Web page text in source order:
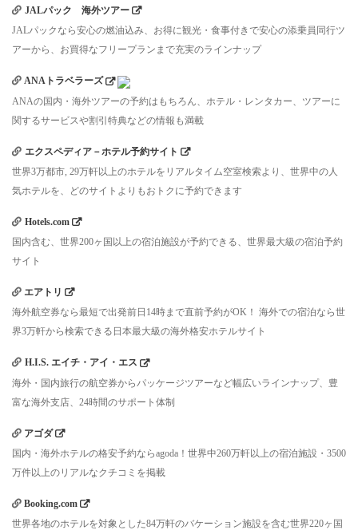
JALパック 海外ツアー
JALパックなら安心の燃油込み、お得に観光・食事付きで安心の添乗員同行ツ
アーから、お買得なフリープランまで充実のラインナップ
ANAトラベラーズ
ANAの国内・海外ツアーの予約はもちろん、ホテル・レンタカー、ツアーに
関するサービスや割引特典などの情報も満載
エクスペディア－ホテル予約サイト
世界3万都市, 29万軒以上のホテルをリアルタイム空室検索より、世界中の人
気ホテルを、どのサイトよりもおトクに予約できます
Hotels.com
国内含む、世界200ヶ国以上の宿泊施設が予約できる、世界最大級の宿泊予約
サイト
エアトリ
海外航空券なら最短で出発前日14時まで直前予約がOK！ 海外での宿泊なら世
界3万軒から検索できる日本最大級の海外格安ホテルサイト
H.I.S. エイチ・アイ・エス
海外・国内旅行の航空券からパッケージツアーなど幅広いラインナップ、豊
富な海外支店、24時間のサポート体制
アゴダ
国内・海外ホテルの格安予約ならagoda！世界中260万軒以上の宿泊施設・3500
万件以上のリアルなクチコミを掲載
Booking.com
世界各地のホテルを対象とした84万軒のバケーション施設を含む世界220ヶ国